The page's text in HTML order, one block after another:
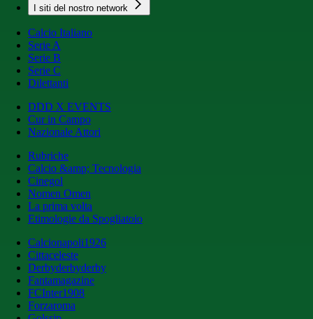
I siti del nostro network
Calcio Italiano
Serie A
Serie B
Serie C
Dilettanti
DDD X EVENTS
Cur in Campo
Nazionale Attori
Rubriche
Calcio &amp; Tecnologia
Cinegol
Nomen Omen
La prima volta
Etimologie da Spogliatoio
Calcionapoli1926
Cittaceleste
Derbyderbyderby
Fantamagazine
FCInter1908
Forzaroma